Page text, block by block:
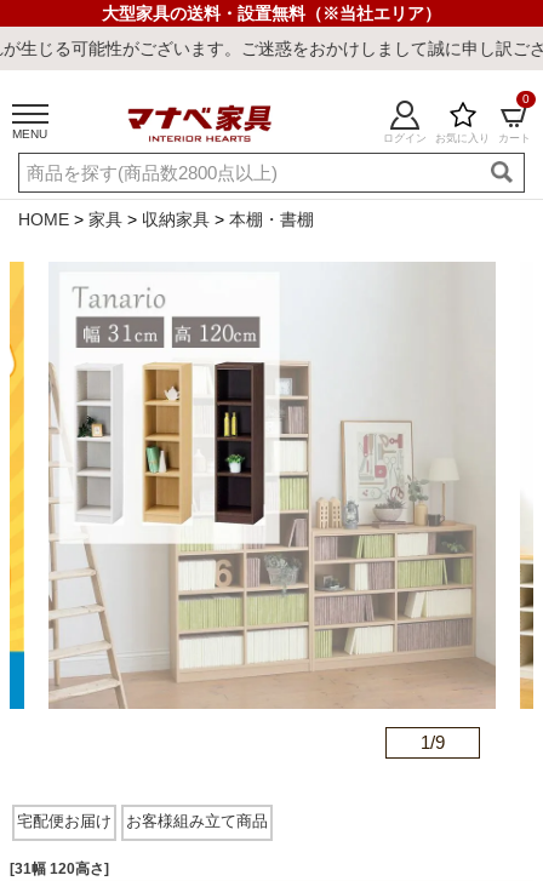
大型家具の送料・設置無料（※当社エリア）
ございます。ご迷惑をおかけしまして誠に申し訳ございません。
MENU ログイン お気に入り カート
0
ご利用ガイド 新規会員登録
店舗一覧 閲覧履歴
キーワード・商品番号で探す
最短発送 冷感ラグ 冷感寝具 ワークデスク
カテゴリから探す
ソファ
ダイニングテーブル・セット
HOME 家具 収納家具 本棚・書棚
1/9
宅配便お届け お客様組み立て商品
[31幅 120高さ]